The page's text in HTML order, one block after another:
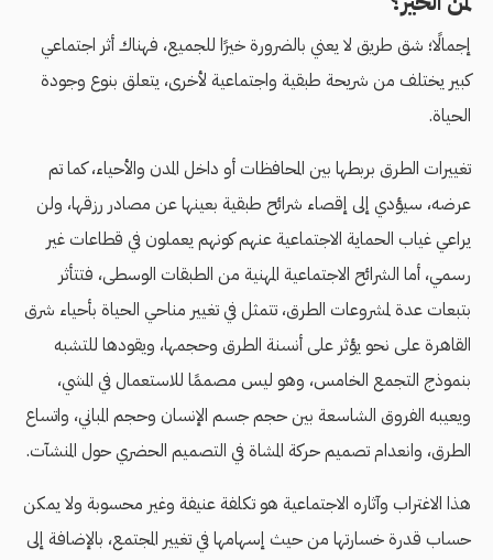
إجمالًا؛ شق طريق لا يعني بالضرورة خيرًا للجميع، فهناك أثر اجتماعي
كبير يختلف من شريحة طبقية واجتماعية لأخرى، يتعلق بنوع وجودة
الحياة.
تغييرات الطرق بربطها بين المحافظات أو داخل المدن والأحياء، كما تم
عرضه، سيؤدي إلى إقصاء شرائح طبقية بعينها عن مصادر رزقها، ولن
يراعي غياب الحماية الاجتماعية عنهم كونهم يعملون في قطاعات غير
رسمي، أما الشرائح الاجتماعية المهنية من الطبقات الوسطى، فتتأثر
بتبعات عدة لمشروعات الطرق، تتمثل في تغيير مناحي الحياة بأحياء شرق
القاهرة على نحو يؤثر على أنسنة الطرق وحجمها، ويقودها للتشبه
بنموذج التجمع الخامس، وهو ليس مصممًا للاستعمال في المشي،
ويعيبه الفروق الشاسعة بين حجم جسم الإنسان وحجم المباني، واتساع
الطرق، وانعدام تصميم حركة المشاة في التصميم الحضري حول المنشآت.
هذا الاغتراب وآثاره الاجتماعية هو تكلفة عنيفة وغير محسوبة ولا يمكن
حساب قدرة خسارتها من حيث إسهامها في تغيير المجتمع، بالإضافة إلى